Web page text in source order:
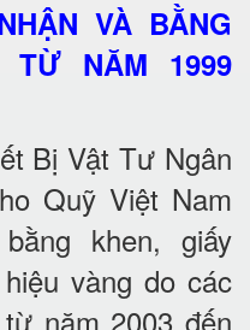
VÀ BẰNG
TỪ NĂM 1999
Bị Vật Tư Ngân
Quỹ Việt Nam
khen, giấy
vàng do các
năm 2003 đến